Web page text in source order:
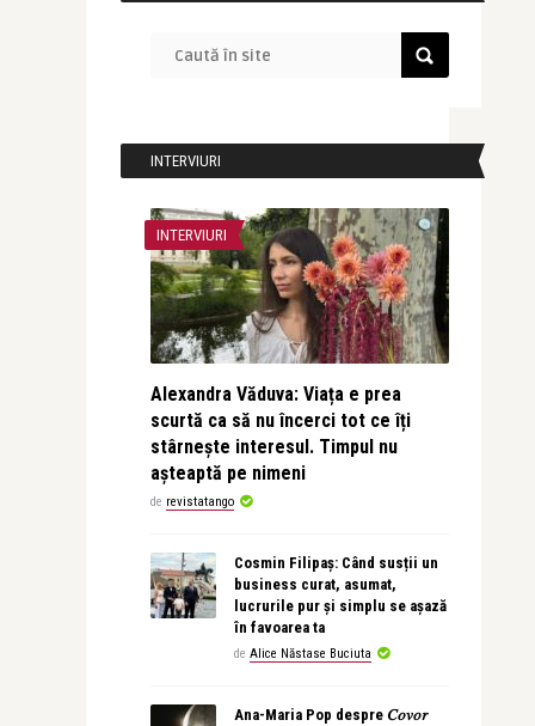
INTERVIURI
INTERVIURI
Alexandra Văduva: Viața e prea
scurtă ca să nu încerci tot ce îți
stârnește interesul. Timpul nu
așteaptă pe nimeni
de revistatango
Cosmin Filipaș: Când susții un
business curat, asumat,
lucrurile pur și simplu se așază
în favoarea ta
de Alice Năstase Buciuta
Ana-Maria Pop despre 𝐶𝑜𝑣𝑜𝑟